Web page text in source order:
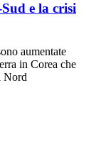
e la crisi
aumentate
in Corea che
Nord